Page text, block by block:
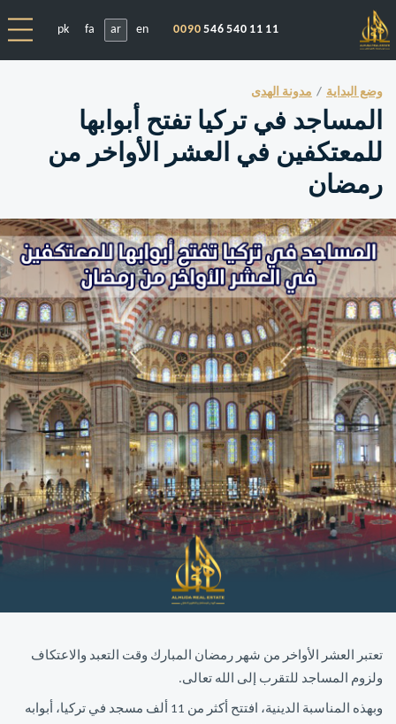
0090 546 540 11 11
en
ar
fa
pk
وضع البداية مدونة الهدى
المساجد في تركيا تفتح أبوابها
للمعتكفين في العشر الأواخر من
رمضان
تعتبر العشر الأواخر من شهر رمضان المبارك وقت التعبد والاعتكاف
ولزوم المساجد للتقرب إلى الله تعالى.
وبهذه المناسبة الدينية، افتتح أكثر من 11 ألف مسجد في تركيا، أبوابه